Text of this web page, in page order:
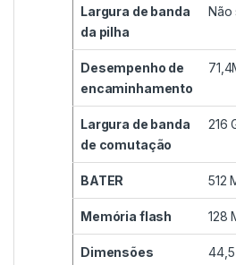
Largura de banda
da pilha
Não
Desempenho de
encaminhamento
Largura de banda
de comutação
216
BATER 512
Memória flash 128
Dimensões